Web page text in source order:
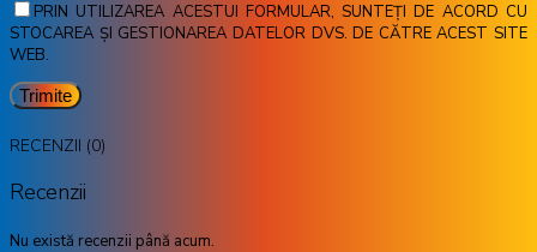
PRIN UTILIZAREA ACESTUI FORMULAR, SUNTEȚI DE ACORD CU
STOCAREA ȘI GESTIONAREA DATELOR DVS. DE CĂTRE ACEST SITE
WEB.
RECENZII (0)
Recenzii
Nu există recenzii până acum.